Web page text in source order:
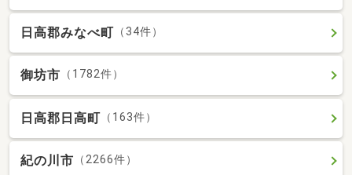
日高郡みなべ町 （34件）
御坊市 （1782件）
日高郡日高町 （163件）
紀の川市 （2266件）